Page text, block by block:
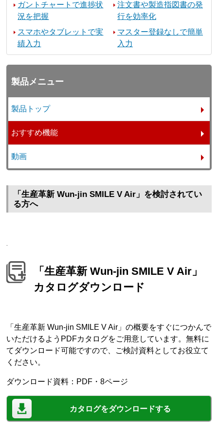
ガントチャートで進捗状
況を把握
注文書や製造指図書の発
行を効率化
スマホやタブレットで実
績入力
マスター登録なしで簡単
入力
製品メニュー
製品トップ
おすすめ機能
動画
「生産革新 Wun-jin SMILE V Air」を検討されてい
る方へ
「生産革新 Wun-jin SMILE V Air」
カタログダウンロード
「生産革新 Wun-jin SMILE V Air」の概要をすぐにつかんで
いただけるようPDFカタログをご用意しています。無料に
てダウンロード可能ですので、ご検討資料としてお役立て
ください。
ダウンロード資料：PDF・8ページ
カタログをダウンロードする